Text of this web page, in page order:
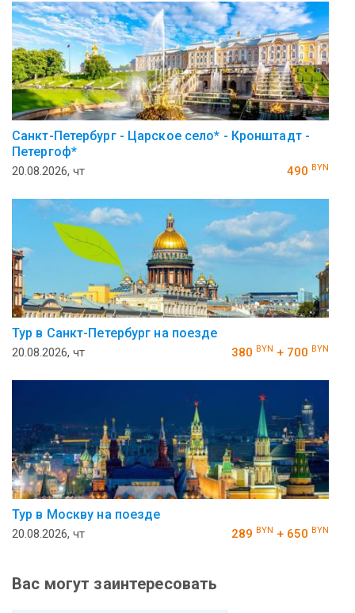
Санкт-Петербург - Царское село* - Кронштадт -
Петергоф*
20.08.2026, чт 490 BYN
Тур в Санкт-Петербург на поезде
20.08.2026, чт 380 BYN + 700 BYN
Тур в Москву на поезде
20.08.2026, чт 289 BYN + 650 BYN
Вас могут заинтересовать